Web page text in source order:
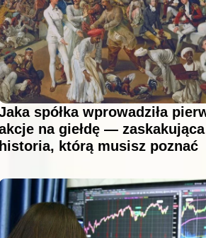
spółka wprowadziła
na giełdę — zaskakująca
historia, którą musisz poznać